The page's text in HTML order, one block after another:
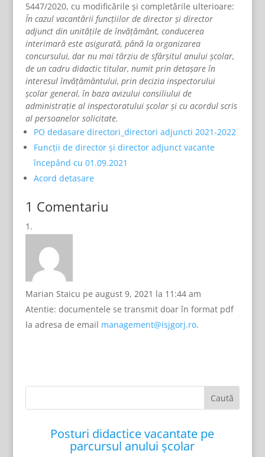
5447/2020, cu modificările și completările ulterioare:
În cazul vacantării funcțiilor de director şi director
adjunct din unitățile de învățământ, conducerea
interimară este asigurată, până la organizarea
concursului, dar nu mai târziu de sfârșitul anului școlar,
de un cadru didactic titular, numit prin detașare în
interesul învățământului, prin decizia inspectorului
școlar general, în baza avizului consiliului de
administrație al inspectoratului școlar şi cu acordul scris
al persoanelor solicitate.
PO dedasare directori_directori adjuncti 2021-2022
Funcții de director și director adjunct vacante
începând cu 01.09.2021
Acord detasare
1 Comentariu
Marian Staicu pe august 9, 2021 la 11:44 am
Atentie: documentele se transmit doar în format pdf
la adresa de email management@isjgorj.ro.
Posturi didactice vacantate pe
parcursul anului școlar